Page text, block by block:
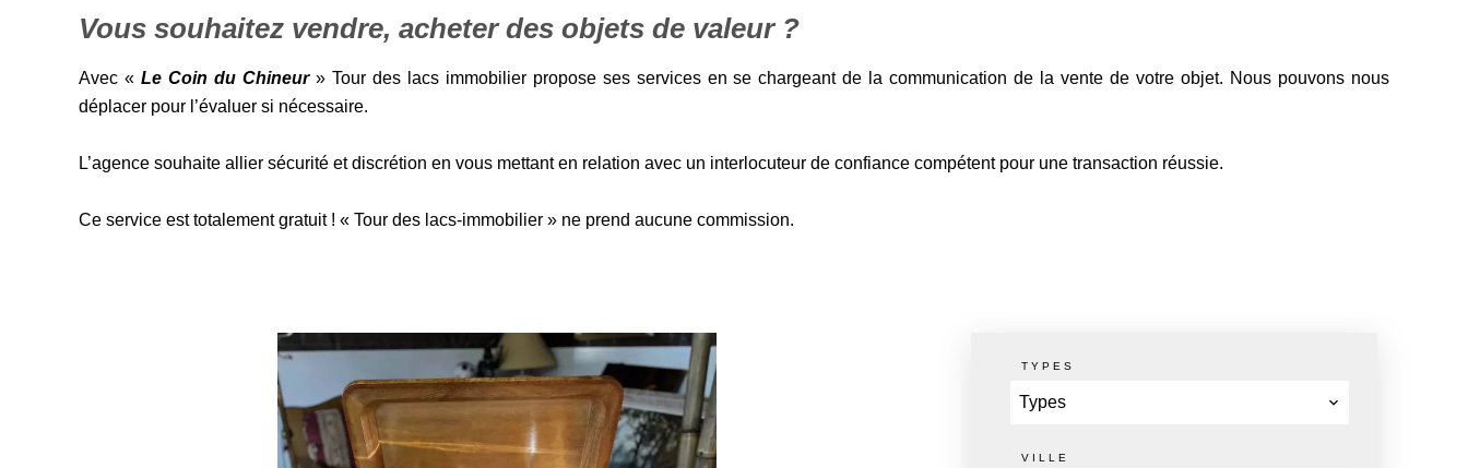
Vous souhaitez vendre, acheter des objets de valeur ?
Avec « Le Coin du Chineur» Tour des lacs immobilier propose ses services en se chargeant de la communication de la vente de votre objet. Nous pouvons nous
déplacer pour l’évaluer si nécessaire.
L’agence souhaite allier sécurité et discrétion en vous mettant en relation avec un interlocuteur de confiance compétent pour une transaction réussie.
Ce service est totalement gratuit ! « Tour des lacs-immobilier » ne prend aucune commission.
TYPES
Types
VILLE